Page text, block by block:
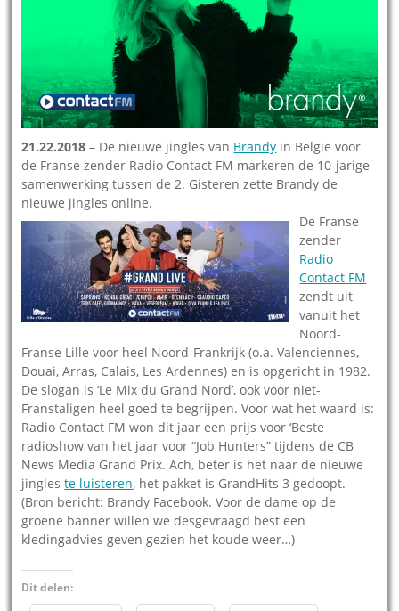
21.22.2018 – De nieuwe jingles van Brandy in België voor
de Franse zender Radio Contact FM markeren de 10-jarige
samenwerking tussen de 2. Gisteren zette Brandy de
nieuwe jingles online.
De Franse
zender
Radio
Contact FM
zendt uit
vanuit het
Noord-
Franse Lille voor heel Noord-Frankrijk (o.a. Valenciennes,
Douai, Arras, Calais, Les Ardennes) en is opgericht in 1982.
De slogan is ‘Le Mix du Grand Nord’, ook voor niet-
Franstaligen heel goed te begrijpen. Voor wat het waard is:
Radio Contact FM won dit jaar een prijs voor ‘Beste
radioshow van het jaar voor “Job Hunters” tijdens de CB
News Media Grand Prix. Ach, beter is het naar de nieuwe
jingleste luisteren, het pakket is GrandHits 3 gedoopt.
(Bron bericht: Brandy Facebook. Voor de dame op de
groene banner willen we desgevraagd best een
kledingadvies geven gezien het koude weer…)
Dit delen: